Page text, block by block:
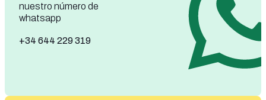
nuestro número de
whatsapp
+34 644 229 319